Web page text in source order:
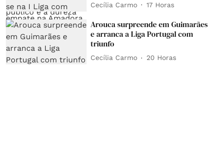
Cecília Carmo 17 Horas
Arouca surpreende em Guimarães
e arranca a Liga Portugal com
triunfo
Cecília Carmo 20 Horas